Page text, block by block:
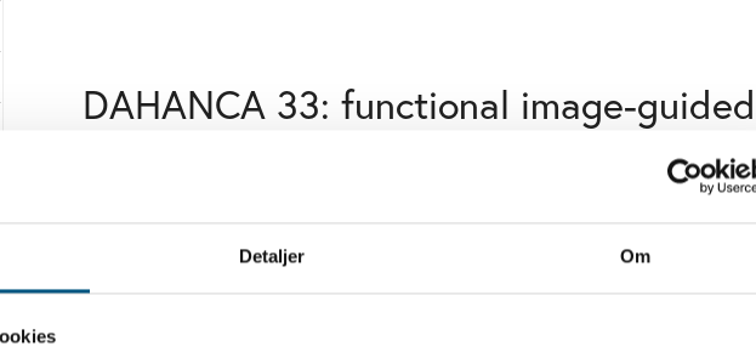
Detaljer Om
DAHANCA 33: functional image-
escalated radiotherapy to patients
squamous cell carcinoma of the head
(NCT02976051)